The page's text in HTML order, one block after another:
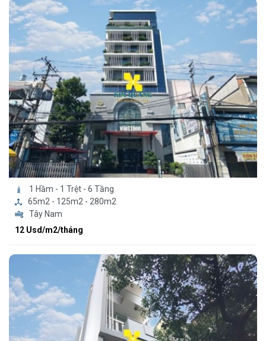
1 Hầm - 1 Trệt - 6 Tầng
65m2 - 125m2 - 280m2
Tây Nam
12 Usd/m2/tháng